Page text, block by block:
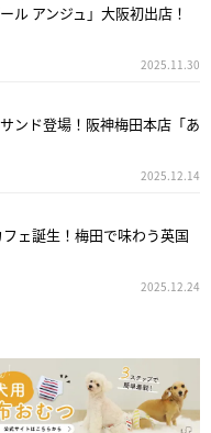
ル アンジュ」大阪初出店！
2025.11.30
ンド登場！阪神梅田本店「あ
2025.12.14
ェ誕生！梅田で味わう英国
2025.12.24